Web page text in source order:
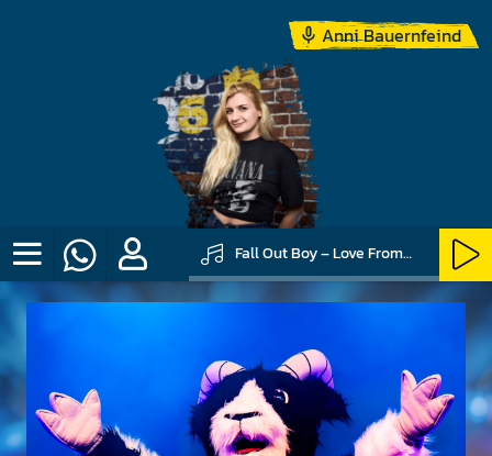
Anni Bauernfeind
Fall Out Boy – Love From The Other Side